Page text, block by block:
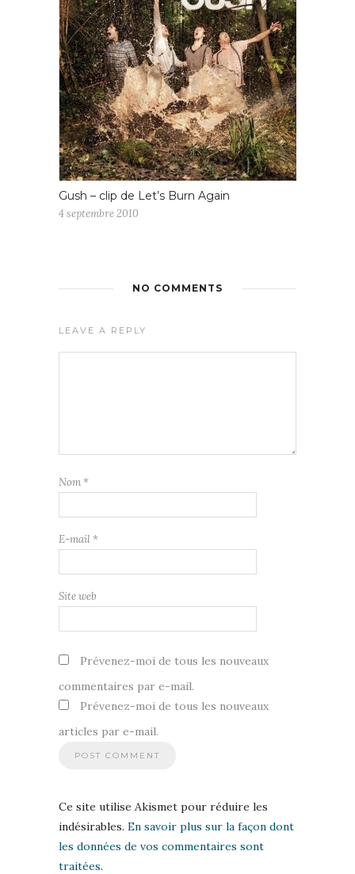
Gush – clip de Let’s Burn Again
4 septembre 2010
NO COMMENTS
LEAVE A REPLY
Nom *
E-mail *
Site web
Prévenez-moi de tous les nouveaux
commentaires par e-mail.
Prévenez-moi de tous les nouveaux
articles par e-mail.
Ce site utilise Akismet pour réduire les
indésirables. En savoir plus sur la façon dont
les données de vos commentaires sont
traitées.